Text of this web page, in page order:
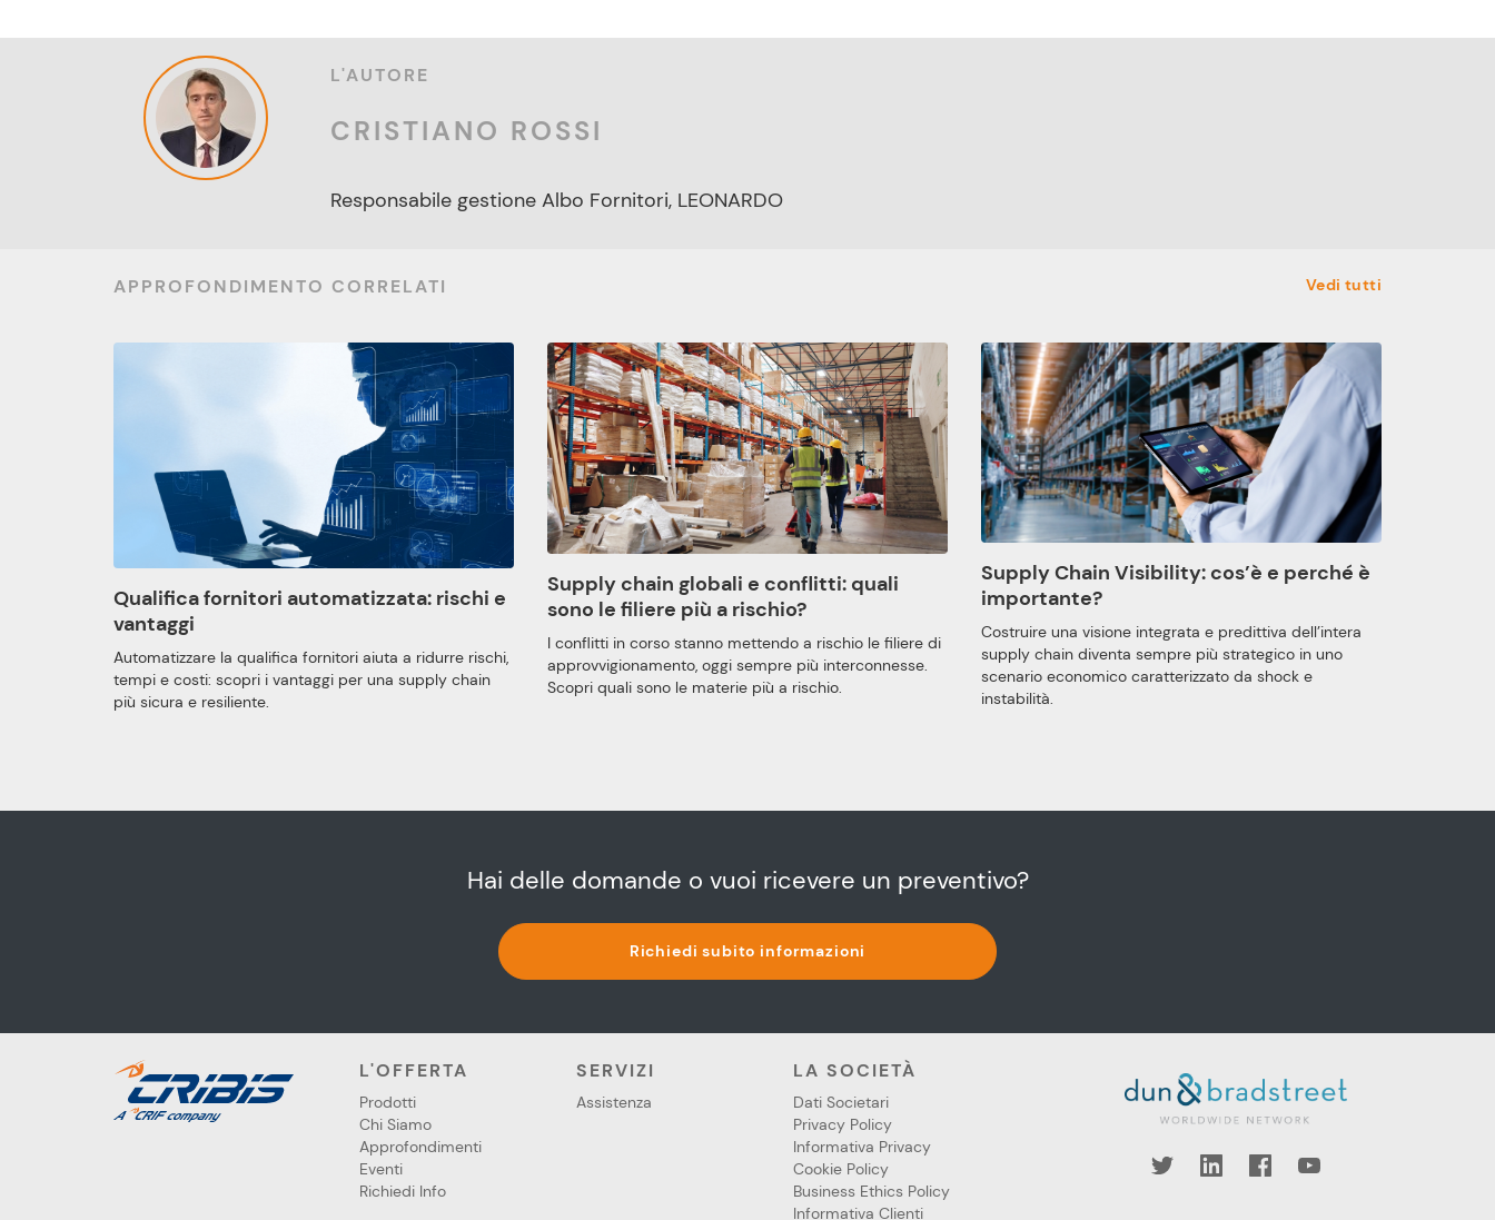
L'AUTORE
CRISTIANO ROSSI
Responsabile gestione Albo Fornitori, LEONARDO
APPROFONDIMENTO CORRELATI Vedi tutti
Qualifica fornitori automatizzata: rischi e
vantaggi
Automatizzare la qualifica fornitori aiuta a ridurre rischi,
tempi e costi: scopri i vantaggi per una supply chain
più sicura e resiliente.
Supply chain globali e conflitti: quali
sono le filiere più a rischio?
I conflitti in corso stanno mettendo a rischio le filiere di
approvvigionamento, oggi sempre più interconnesse.
Scopri quali sono le materie più a rischio.
Supply Chain Visibility: cos’è e perché è
importante?
Costruire una visione integrata e predittiva dell’intera
supply chain diventa sempre più strategico in uno
scenario economico caratterizzato da shock e
instabilità.
Hai delle domande o vuoi ricevere un preventivo?
Richiedi subito informazioni
L'OFFERTA
Prodotti
Chi Siamo
Approfondimenti
Eventi
Richiedi Info
SERVIZI
Assistenza
LA SOCIETÀ
Dati Societari
Privacy Policy
Informativa Privacy
Cookie Policy
Business Ethics Policy
Informativa Clienti
TwitterLinkedIn